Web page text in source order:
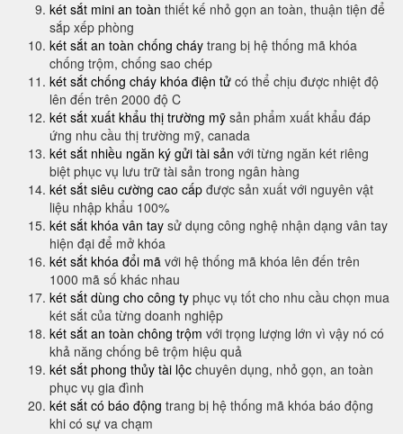
két sắt mini an toàn thiết kế nhỏ gọn an toàn, thuận tiện để
sắp xếp phòng
két sắt an toàn chống cháy trang bị hệ thống mã khóa
chống trộm, chống sao chép
két sắt chống cháy khóa điện tử có thể chịu được nhiệt độ
lên đến trên 2000 độ C
két sắt xuất khẩu thị trường mỹ sản phẩm xuất khẩu đáp
ứng nhu cầu thị trường mỹ, canada
két sắt nhiều ngăn ký gửi tài sản với từng ngăn két riêng
biệt phục vụ lưu trữ tài sản trong ngân hàng
két sắt siêu cường cao cấp được sản xuất với nguyên vật
liệu nhập khẩu 100%
két sắt khóa vân tay sử dụng công nghệ nhận dạng vân tay
hiện đại để mở khóa
két sắt khóa đổi mã với hệ thống mã khóa lên đến trên
1000 mã số khác nhau
két sắt dùng cho công ty phục vụ tốt cho nhu cầu chọn mua
két sắt của từng doanh nghiệp
két sắt an toàn chông trộm với trọng lượng lớn vì vậy nó có
khả năng chống bê trộm hiệu quả
két sắt phong thủy tài lộc chuyên dụng, nhỏ gọn, an toàn
phục vụ gia đình
két sắt có báo động trang bị hệ thống mã khóa báo động
khi có sự va chạm